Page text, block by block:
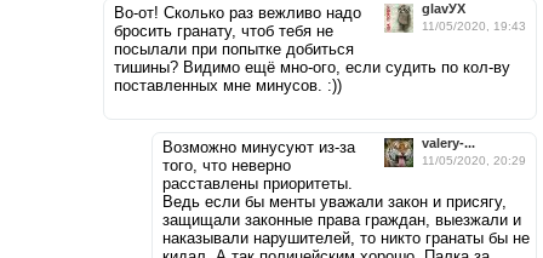
glavУХ
11/05/2020, 19:43
Во-от! Сколько раз вежливо надо
бросить гранату, чтоб тебя не
посылали при попытке добиться
тишины? Видимо ещё мно-ого, если судить по кол-ву
поставленных мне минусов. :))
valery-...
11/05/2020, 20:29
Возможно минусуют из-за
того, что неверно
расставлены приоритеты.
Ведь если бы менты уважали закон и присягу,
защищали законные права граждан, выезжали и
наказывали нарушителей, то никто гранаты бы не